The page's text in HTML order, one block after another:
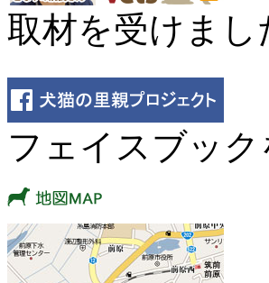
取材を受けま
フェイスブッ